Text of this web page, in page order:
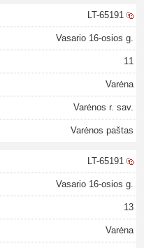
LT-65191
Vasario 16-osios g.
11
Varėna
Varėnos r. sav.
Varėnos paštas
LT-65191
Vasario 16-osios g.
13
Varėna